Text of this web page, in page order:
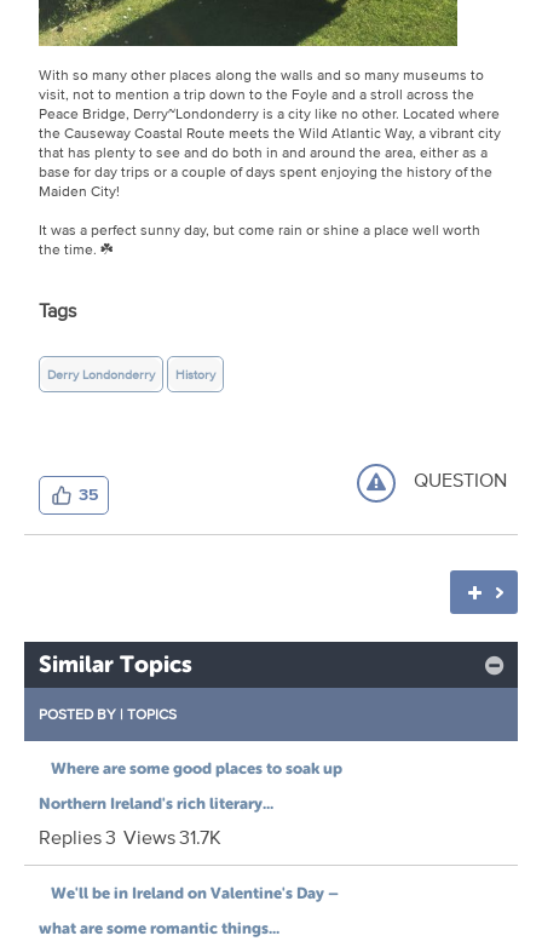
With so many other places along the walls and so many museums to
visit, not to mention a trip down to the Foyle and a stroll across the
Peace Bridge, Derry~Londonderry is a city like no other. Located where
the Causeway Coastal Route meets the Wild Atlantic Way, a vibrant city
that has plenty to see and do both in and around the area, either as a
base for day trips or a couple of days spent enjoying the history of the
Maiden City!
It was a perfect sunny day, but come rain or shine a place well worth
the time. ☘️
Tags
Derry Londonderry History
35 QUESTION
Similar Topics
POSTED BY | TOPICS
Where are some good places to soak up
Northern Ireland's rich literary...
Replies3 Views31.7K
We'll be in Ireland on Valentine's Day –
what are some romantic things...